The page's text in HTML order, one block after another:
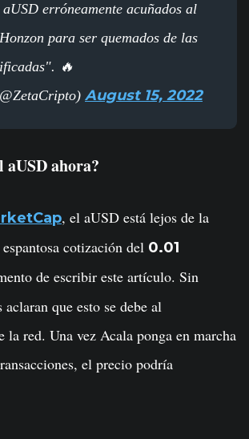
erróneamente acuñados al
para ser quemados de las
🔥
August 15, 2022
aUSD ahora?
, el aUSD está lejos de la
cotización del 0.01
de escribir este artículo. Sin
que esto se debe al
la red. Una vez Acala ponga en marcha
el precio podría